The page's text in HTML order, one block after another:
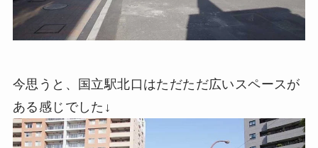
今思うと、国立駅北口はただただ広いスペースが
ある感じでした↓